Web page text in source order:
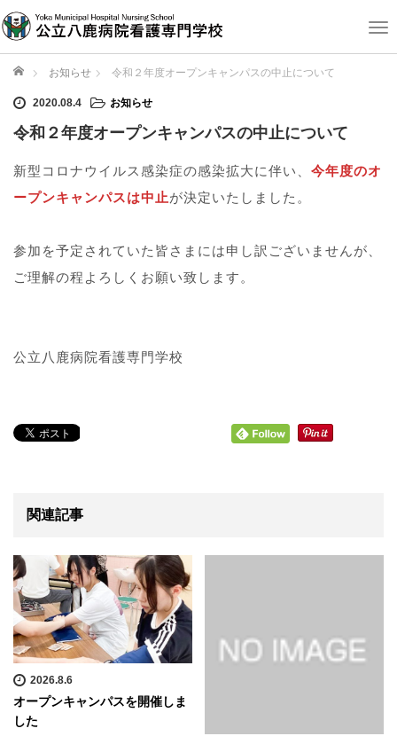
T
ホーム お知らせ 令和２年度オープンキャンパスの中止について
2020.08.4 お知らせ
令和２年度オープンキャンパスの中止について
新型コロナウイルス感染症の感染拡大に伴い、 今年度のオ
ープンキャンパスは中止が決定いたしました。
参加を予定されていた皆さまには申し訳ございませんが、
ご理解の程よろしくお願い致します。
公立八鹿病院看護専門学校
関連記事
2026.8.6
オープンキャンパスを開催しま
した